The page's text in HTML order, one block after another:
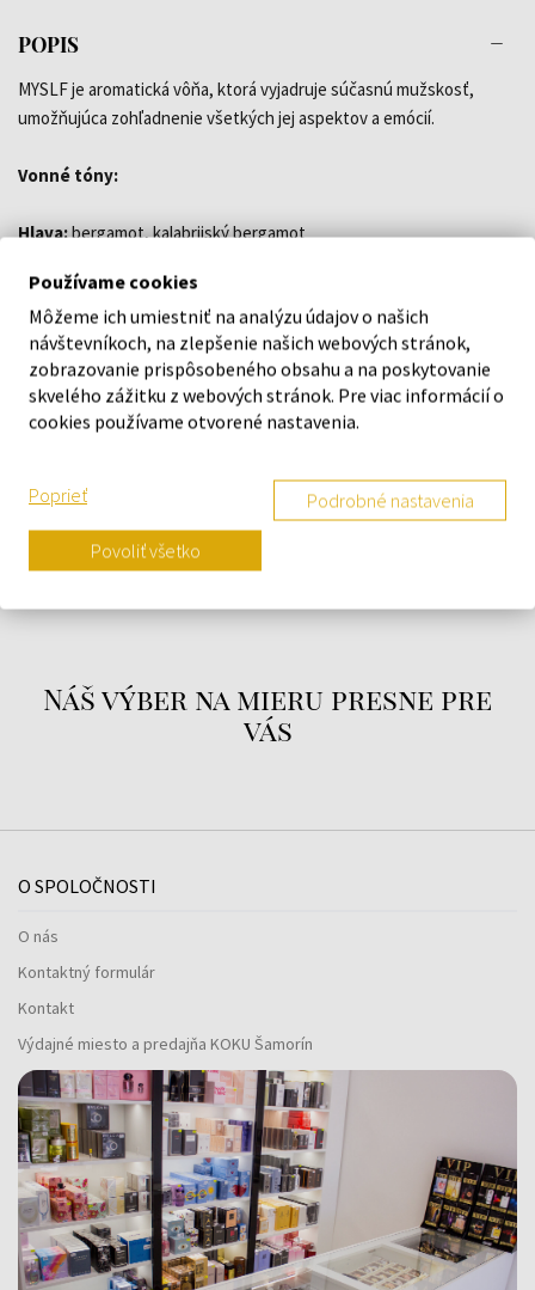
POPIS
MYSLF je aromatická vôňa, ktorá vyjadruje súčasnú mužskosť,
umožňujúca zohľadnenie všetkých jej aspektov a emócií.
Vonné tóny:
Hlava:bergamot, kalabrijský bergamot
Základ:pačuli, ambrofix
Pozor! Produkt je tester a nemusí obsahovať balenie a
uzáver.
DETAILY
O ZNAČKE
Náš výber na mieru presne pre
vás
O SPOLOČNOSTI
O nás
Kontaktný formulár
Kontakt
Výdajné miesto a predajňa KOKU Šamorín
Používame cookies
Môžeme ich umiestniť na analýzu údajov o našich
návštevníkoch, na zlepšenie našich webových stránok,
zobrazovanie prispôsobeného obsahu a na poskytovanie
skvelého zážitku z webových stránok. Pre viac informácií o
cookies používame otvorené nastavenia.
Poprieť Podrobné nastavenia
Povoliť všetko